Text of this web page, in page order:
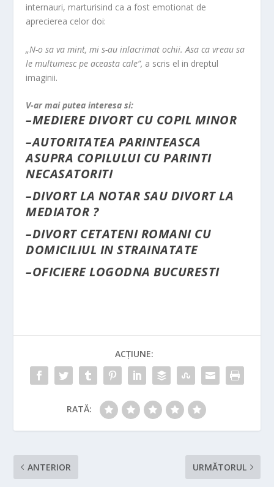
internauri, marturisind ca a fost emotionat de
aprecierea celor doi:
„N-o sa va mint, mi s-au inlacrimat ochii. Asa ca vreau sa
le multumesc pe aceasta cale”, a scris el in dreptul
imaginii.
V-ar mai putea interesa si:
–MEDIERE DIVORT CU COPIL MINOR
–AUTORITATEA PARINTEASCA
ASUPRA COPILULUI CU PARINTI
NECASATORITI
–DIVORT LA NOTAR SAU DIVORT LA
MEDIATOR ?
–DIVORT CETATENI ROMANI CU
DOMICILIUL IN STRAINATATE
–OFICIERE LOGODNA BUCURESTI
ACȚIUNE:
RATĂ:
ANTERIOR URMĂTORUL